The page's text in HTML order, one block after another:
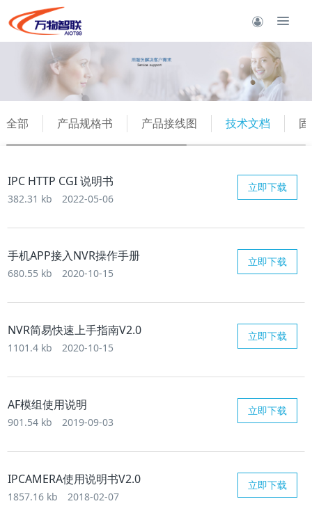
全部 产品规格书 产品接线图 技术文档
立即下载
IPC HTTP CGI 说明书
382.31 kb 2022-05-06
立即下载
手机APP接入NVR操作手册
680.55 kb 2020-10-15
立即下载
NVR简易快速上手指南V2.0
1101.4 kb 2020-10-15
立即下载
AF模组使用说明
901.54 kb 2019-09-03
立即下载
IPCAMERA使用说明书V2.0
1857.16 kb 2018-02-07